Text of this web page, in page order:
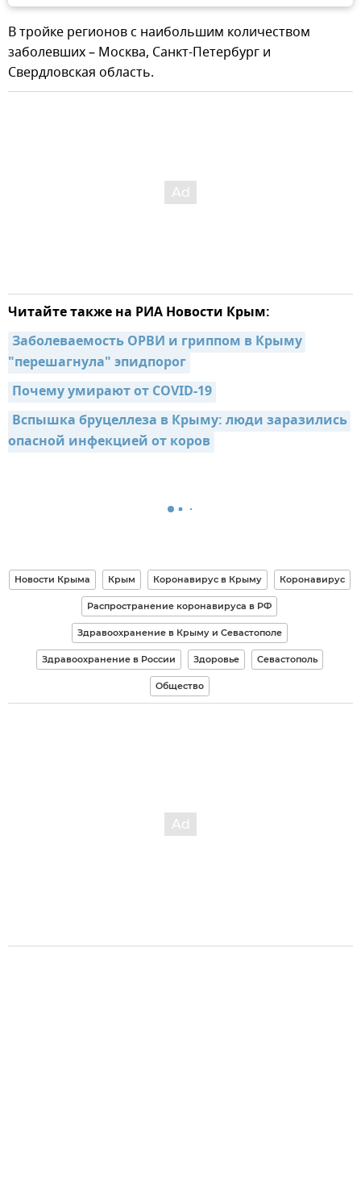
В тройке регионов с наибольшим количеством
заболевших – Москва, Санкт-Петербург и
Свердловская область.
Читайте также на РИА Новости Крым:
Заболеваемость ОРВИ и гриппом в Крыму
"перешагнула" эпидпорог
Почему умирают от COVID-19
Вспышка бруцеллеза в Крыму: люди заразились
опасной инфекцией от коров
Новости Крыма Крым Коронавирус в Крыму Коронавирус
Распространение коронавируса в РФ
Здравоохранение в Крыму и Севастополе
Здравоохранение в России Здоровье Севастополь
Общество